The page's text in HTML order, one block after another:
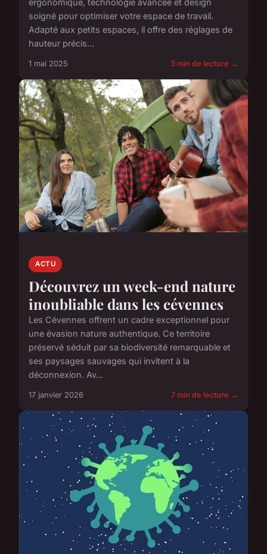
ergonomique, technologie avancée et design
soigné pour optimiser votre espace de travail.
Adapté aux petits espaces, il offre des réglages de
hauteur précis...
1 mai 2025 3 min de lecture →
ACTU
Découvrez un week-end nature
inoubliable dans les cévennes
Les Cévennes offrent un cadre exceptionnel pour
une évasion nature authentique. Ce territoire
préservé séduit par sa biodiversité remarquable et
ses paysages sauvages qui invitent à la
déconnexion. Av...
17 janvier 2026 7 min de lecture →